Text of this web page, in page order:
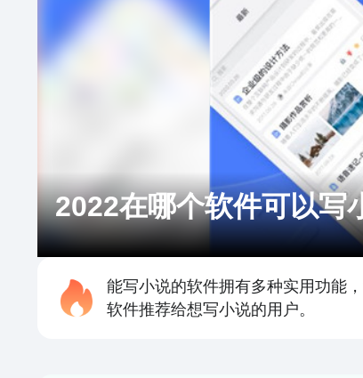
2022在哪个软件可以写
能写小说的软件拥有多种实用功能
软件推荐给想写小说的用户。